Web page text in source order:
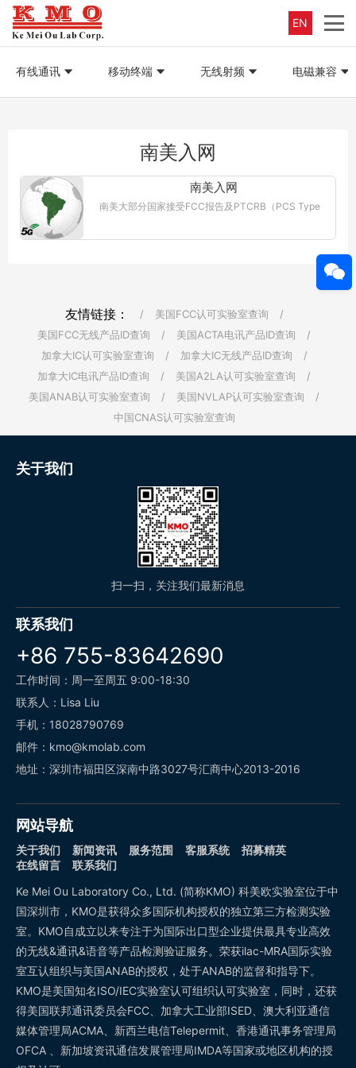
EN
有线通讯 移动终端 无线射频 电磁兼容
南美入网
南美入网
南美大部分国家接受FCC报告及PTCRB（PCS Type
友情链接： / 美国FCC认可实验室查询
/
美国FCC无线产品ID查询
/ 美国ACTA电讯产品ID查询
/
加拿大IC认可实验室查询
/ 加拿大IC无线产品ID查询
/
加拿大IC电讯产品ID查询
/ 美国A2LA认可实验室查询
/
美国ANAB认可实验室查询
/ 美国NVLAP认可实验室查询
/
中国CNAS认可实验室查询
关于我们
扫一扫，关注我们最新消息
联系我们
+86 755-83642690
工作时间：周一至周五 9:00-18:30
联系人：Lisa Liu
手机：18028790769
邮件：kmo@kmolab.com
地址：深圳市福田区深南中路3027号汇商中心2013-2016
网站导航
关于我们 新闻资讯 服务范围 客服系统
招募精英
在线留言
联系我们
Ke Mei Ou Laboratory Co., Ltd. (简称KMO) 科美欧实验室位于中
国深圳市，KMO是获得众多国际机构授权的独立第三方检测实验
室。KMO自成立以来专注于为国际出口型企业提供最具专业高效
的无线&通讯&语音等产品检测验证服务。荣获ilac-MRA国际实验
室互认组织与美国ANAB的授权，处于ANAB的监督和指导下。
KMO是美国知名ISO/IEC实验室认可组织认可实验室，同时，还获
得美国联邦通讯委员会FCC、加拿大工业部ISED、澳大利亚通信
媒体管理局ACMA、新西兰电信Telepermit、香港通讯事务管理局
OFCA 、新加坡资讯通信发展管理局IMDA等国家或地区机构的授